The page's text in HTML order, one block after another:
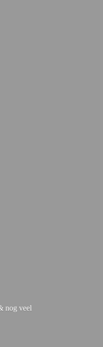
nog veel